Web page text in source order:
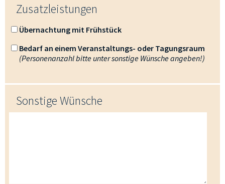
Zusatzleistungen
Übernachtung mit Frühstück
Bedarf an einem Veranstaltungs- oder Tagungsraum
(Personenanzahl bitte unter sonstige Wünsche angeben!)
Sonstige Wünsche